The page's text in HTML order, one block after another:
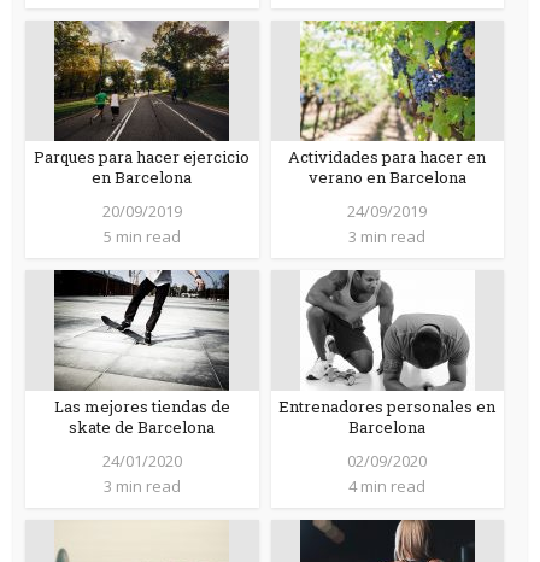
Parques para hacer ejercicio
en Barcelona
20/09/2019
5 min read
Actividades para hacer en
verano en Barcelona
24/09/2019
3 min read
Las mejores tiendas de
skate de Barcelona
24/01/2020
3 min read
Entrenadores personales en
Barcelona
02/09/2020
4 min read